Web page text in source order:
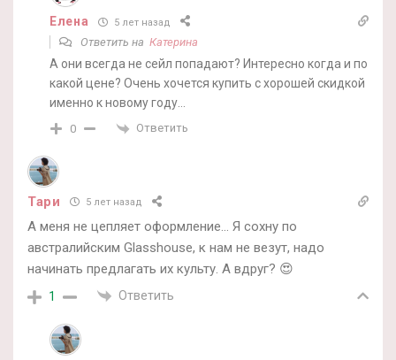
Елена 5 лет назад
Ответить на Катерина
А они всегда не сейл попадают? Интересно когда и по
какой цене? Очень хочется купить с хорошей скидкой
именно к новому году…
0 Ответить
Тари 5 лет назад
А меня не цепляет оформление… Я сохну по
австралийским Glasshouse, к нам не везут, надо
начинать предлагать их культу. А вдруг? 😍
1 Ответить